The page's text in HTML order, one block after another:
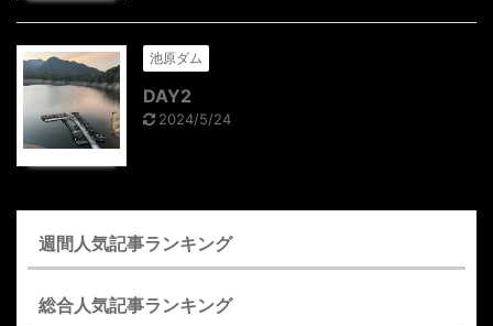
池原ダム
DAY2
2024/5/24
週間人気記事ランキング
総合人気記事ランキング